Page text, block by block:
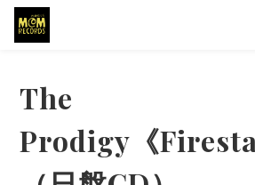
The
Prodigy《